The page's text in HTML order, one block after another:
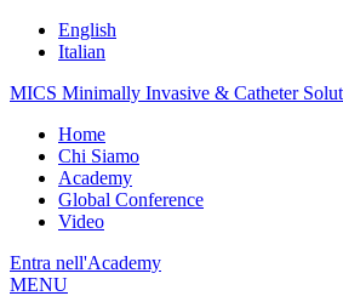
English
Italian
MICS Minimally Invasive & Catheter
Home
Chi Siamo
Academy
Global Conference
Video
Entra nell'Academy
MENU